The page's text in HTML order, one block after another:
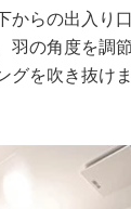
からの出入り
羽の角度を調
グを吹き抜けま